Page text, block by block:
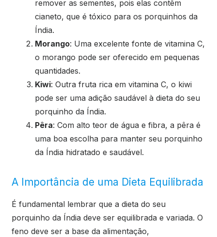
remover as sementes, pois elas contêm
cianeto, que é tóxico para os porquinhos da
Índia.
Morango: Uma excelente fonte de vitamina C,
o morango pode ser oferecido em pequenas
quantidades.
Kiwi: Outra fruta rica em vitamina C, o kiwi
pode ser uma adição saudável à dieta do seu
porquinho da Índia.
Pêra: Com alto teor de água e fibra, a pêra é
uma boa escolha para manter seu porquinho
da Índia hidratado e saudável.
A Importância de uma Dieta Equilibrada
É fundamental lembrar que a dieta do seu
porquinho da Índia deve ser equilibrada e variada. O
feno deve ser a base da alimentação,